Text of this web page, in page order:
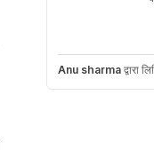
Anu sharma द्वारा